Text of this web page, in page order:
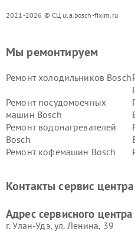
2021-2026 © СЦ ula.bosch-fixim.ru
Мы ремонтируем
Ремонт холодильников Bosch
Ремонт посудомоечных
машин Bosch
Ремонт водонагревателей
Bosch
Ремонт кофемашин Bosch
Ремонт сушильных автоматов
Контакты сервис центра
Адрес сервисного центра
г. Улан-Удэ, ул. Ленина, 39